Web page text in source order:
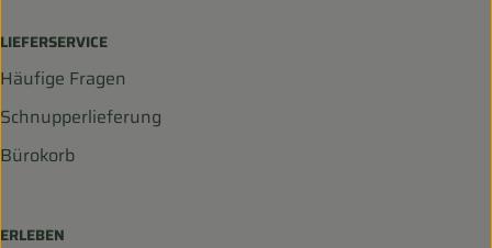
LIEFERSERVICE
Häufige Fragen
Schnupperlieferung
Bürokorb
ERLEBEN